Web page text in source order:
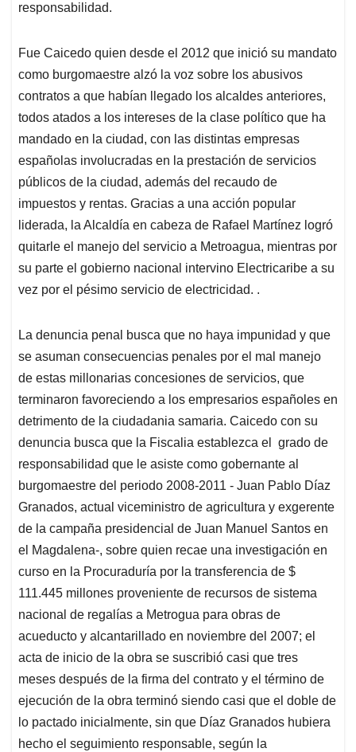
responsabilidad.
Fue Caicedo quien desde el 2012 que inició su mandato
como burgomaestre alzó la voz sobre los abusivos
contratos a que habían llegado los alcaldes anteriores,
todos atados a los intereses de la clase político que ha
mandado en la ciudad, con las distintas empresas
españolas involucradas en la prestación de servicios
públicos de la ciudad, además del recaudo de
impuestos y rentas. Gracias a una acción popular
liderada, la Alcaldía en cabeza de Rafael Martínez logró
quitarle el manejo del servicio a Metroagua, mientras por
su parte el gobierno nacional intervino Electricaribe a su
vez por el pésimo servicio de electricidad. .
La denuncia penal busca que no haya impunidad y que
se asuman consecuencias penales por el mal manejo
de estas millonarias concesiones de servicios, que
terminaron favoreciendo a los empresarios españoles en
detrimento de la ciudadania samaria. Caicedo con su
denuncia busca que la Fiscalia establezca el grado de
responsabilidad que le asiste como gobernante al
burgomaestre del periodo 2008-2011 - Juan Pablo Díaz
Granados, actual viceministro de agricultura y exgerente
de la campaña presidencial de Juan Manuel Santos en
el Magdalena-, sobre quien recae una investigación en
curso en la Procuraduría por la transferencia de $
111.445 millones proveniente de recursos de sistema
nacional de regalías a Metrogua para obras de
acueducto y alcantarillado en noviembre del 2007; el
acta de inicio de la obra se suscribió casi que tres
meses después de la firma del contrato y el término de
ejecución de la obra terminó siendo casi que el doble de
lo pactado inicialmente, sin que Díaz Granados hubiera
hecho el seguimiento responsable, según la